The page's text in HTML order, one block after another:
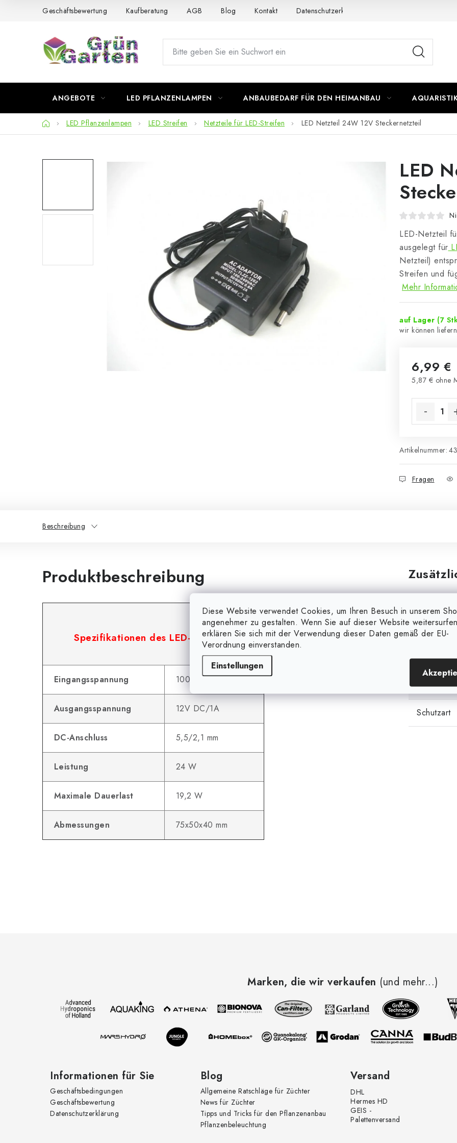
Diese Website verwendet Cookies, um Ihren Besuch in unserem
angenehmer zu gestalten. Wenn Sie auf dieser Website
erklären Sie sich mit der Verwendung dieser Daten gemäß der EU-
Verordnung einverstanden.
Einstellungen
Geschäftsbewertung Kaufberatung AGB Blog Kontakt Datenschutzerklärung
ANGEBOTE LED PFLANZENLAMPEN ANBAUBEDARF FÜR DEN HEIMANBAU
StartseiteLED Pflanzenlampen LED Streifen Netzteile für LED-Streifen LED Netzteil 24W 12V Steckernetzteil
LED
LED-Netzteil
ausgelegt für
Netzteil)
Streifen und
Mehr
auf Lager (7
6,99 €
5,87 € ohne
Artikelnummer:
Fragen
Beschreibung
Produktbeschreibung
Spezifikationen des LED-Netzteils
Eingangsspannung 100-240V AC
Ausgangsspannung 12V DC/1A
DC-Anschluss 5,5/2,1 mm
Leistung 24 W
Maximale Dauerlast 19,2 W
Abmessungen 75x50x40 mm
Markieren
Kategorie
Gewicht
EAN
Schutzart
Marken, die wir verkaufen (und mehr...)
Informationen für Sie
Geschäftsbedingungen
Geschäftsbewertung
Datenschutzerklärung
Blog
Allgemeine Ratschläge für Züchter
News für Züchter
Tipps und Tricks für den Pflanzenanbau
Pflanzenbeleuchtung
Versand
DHL
Hermes HD
GEIS -
Palettenversand